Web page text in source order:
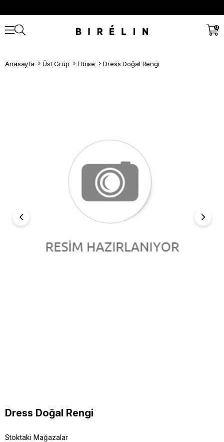
0
Anasayfa Üst Grup Elbise Dress Doğal Rengi
Dress Doğal Rengi
Stoktaki Mağazalar